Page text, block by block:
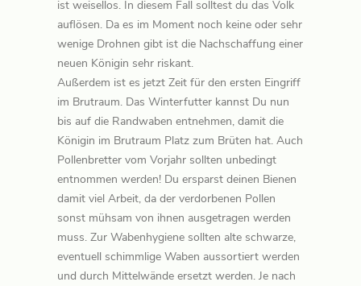
ist weisellos. In diesem Fall solltest du das Volk
auflösen. Da es im Moment noch keine oder sehr
wenige Drohnen gibt ist die Nachschaffung einer
neuen Königin sehr riskant.
Außerdem ist es jetzt Zeit für den ersten Eingriff
im Brutraum. Das Winterfutter kannst Du nun
bis auf die Randwaben entnehmen, damit die
Königin im Brutraum Platz zum Brüten hat. Auch
Pollenbretter vom Vorjahr sollten unbedingt
entnommen werden! Du ersparst deinen Bienen
damit viel Arbeit, da der verdorbenen Pollen
sonst mühsam von ihnen ausgetragen werden
muss. Zur Wabenhygiene sollten alte schwarze,
eventuell schimmlige Waben aussortiert werden
und durch Mittelwände ersetzt werden. Je nach